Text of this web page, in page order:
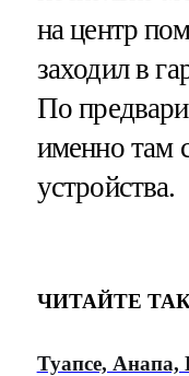
на центр
заходил в
По
именно там
устройства.
ЧИТАЙТЕ
Туапсе, Анапа,